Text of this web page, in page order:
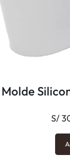
i
Molde
S/